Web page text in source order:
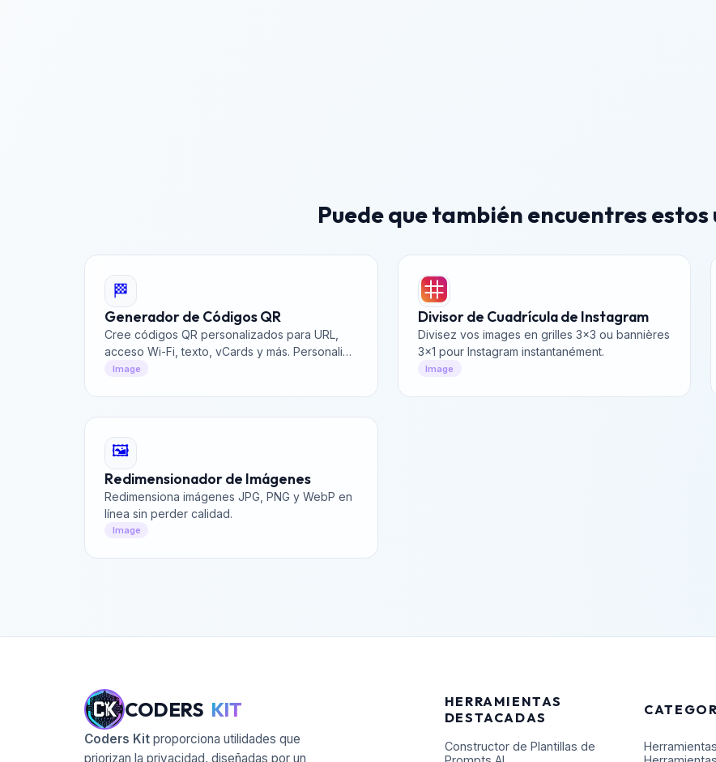
Puede que también encuentres estos
🏁
Generador de Códigos QR
Cree códigos QR personalizados para URL,
acceso Wi-Fi, texto, vCards y más. Personalice
colores y tamaño, luego descargue imágenes
Image
Divisor de Cuadrícula de Instagram
Divisez vos images en grilles 3x3 ou bannières
3x1 pour Instagram instantanément.
Image
🖼️
Redimensionador de Imágenes
Redimensiona imágenes JPG, PNG y WebP en
línea sin perder calidad.
Image
CODERS KIT
Coders Kit proporciona utilidades que
priorizan la privacidad, diseñadas por un
HERRAMIENTAS
DESTACADAS
Constructor de Plantillas de